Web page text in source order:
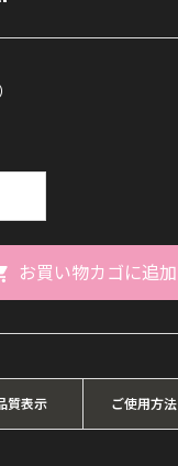
お買い物カゴに追加
質表示 ご使用方法